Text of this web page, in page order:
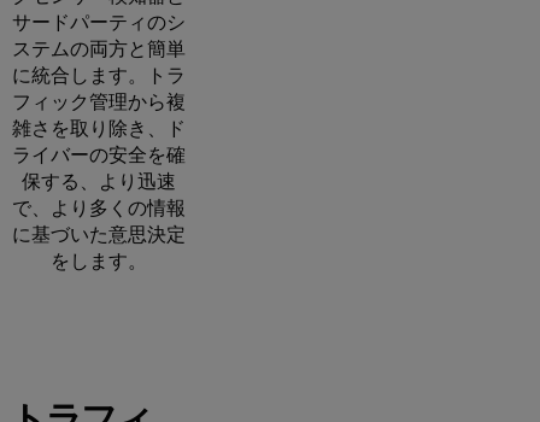
サードパーティのシ
ステムの両方と簡単
に統合します。トラ
フィック管理から複
雑さを取り除き、ド
ライバーの安全を確
保する、より迅速
で、より多くの情報
に基づいた意思決定
をします。